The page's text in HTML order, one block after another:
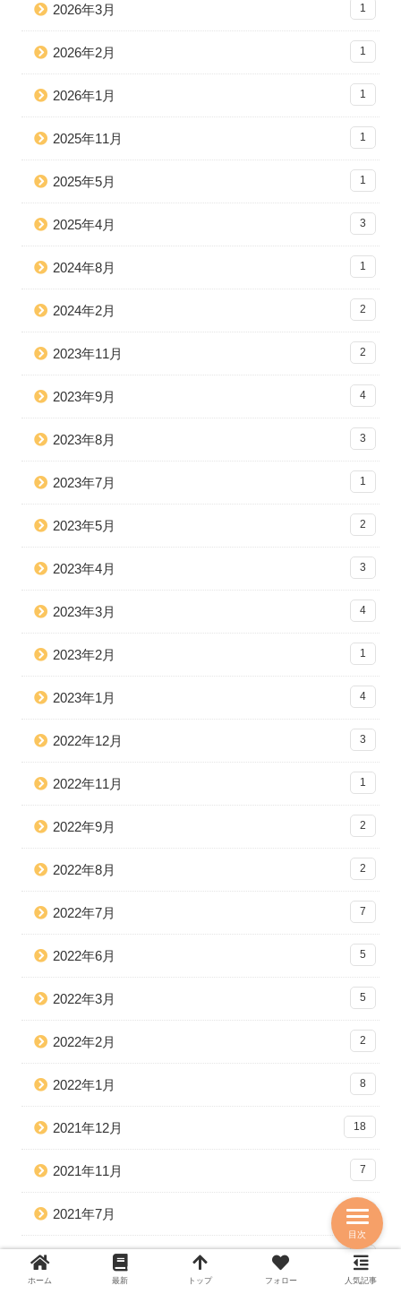
2026年3月 1
2026年2月 1
2026年1月 1
2025年11月 1
2025年5月 1
2025年4月 3
2024年8月 1
2024年2月 2
2023年11月 2
2023年9月 4
2023年8月 3
2023年7月 1
2023年5月 2
2023年4月 3
2023年3月 4
2023年2月 1
2023年1月 4
2022年12月 3
2022年11月 1
2022年9月 2
2022年8月 2
2022年7月 7
2022年6月 5
2022年3月 5
2022年2月 2
2022年1月 8
2021年12月 18
2021年11月 7
2021年7月 1
2021年4月 1
ホーム 最新 トップ フォロー 人気記事
目次